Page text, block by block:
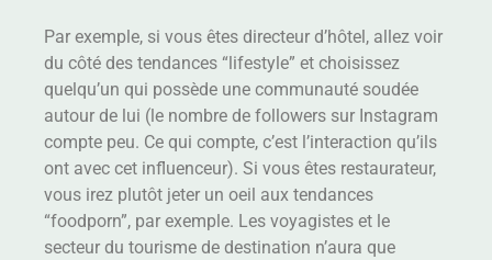
Par exemple, si vous êtes directeur d’hôtel, allez voir
du côté des tendances “lifestyle” et choisissez
quelqu’un qui possède une communauté soudée
autour de lui (le nombre de followers sur Instagram
compte peu. Ce qui compte, c’est l’interaction qu’ils
ont avec cet influenceur). Si vous êtes restaurateur,
vous irez plutôt jeter un oeil aux tendances
“foodporn”, par exemple. Les voyagistes et le
secteur du tourisme de destination n’aura que